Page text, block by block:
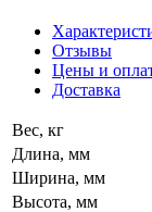
Отзывы
Цены и
Доставка
Вес, кг
Длина, мм
Ширина, мм
Высота, мм